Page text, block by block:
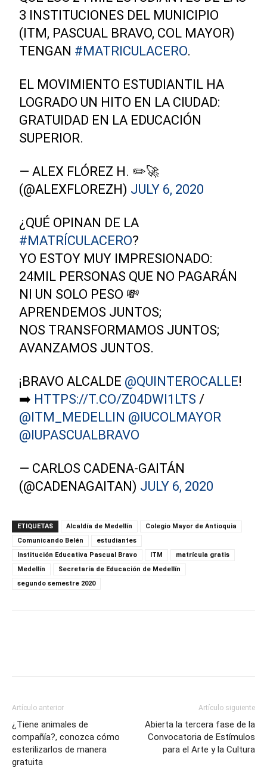
3 INSTITUCIONES DEL MUNICIPIO
(ITM, PASCUAL BRAVO, COL MAYOR)
TENGAN #MATRICULACERO.
EL MOVIMIENTO ESTUDIANTIL HA
LOGRADO UN HITO EN LA CIUDAD:
GRATUIDAD EN LA EDUCACIÓN
SUPERIOR.
— ALEX FLÓREZ H. ✏️🚀
(@ALEXFLOREZH) JULY 6, 2020
¿QUÉ OPINAN DE LA
#MATRÍCULACERO?
YO ESTOY MUY IMPRESIONADO:
24MIL PERSONAS QUE NO PAGARÁN
NI UN SOLO PESO 💸
APRENDEMOS JUNTOS;
NOS TRANSFORMAMOS JUNTOS;
AVANZAMOS JUNTOS.
¡BRAVO ALCALDE @QUINTEROCALLE!
➡️ HTTPS://T.CO/Z04DWI1LTS /
@ITM_MEDELLIN @IUCOLMAYOR
@IUPASCUALBRAVO
— CARLOS CADENA-GAITÁN
(@CADENAGAITAN) JULY 6, 2020
ETIQUETAS Alcaldía de Medellín
Colegio Mayor de Antioquia
Comunicando Belén
estudiantes
Institución Educativa Pascual Bravo
ITM
matrícula gratis
Medellín
Secretaría de Educación de Medellín
segundo semestre 2020
Artículo anterior
¿Tiene animales de
compañía?, conozca cómo
esterilizarlos de manera
gratuita
Artículo siguiente
Abierta la tercera fase de la
Convocatoria de Estímulos
para el Arte y la Cultura